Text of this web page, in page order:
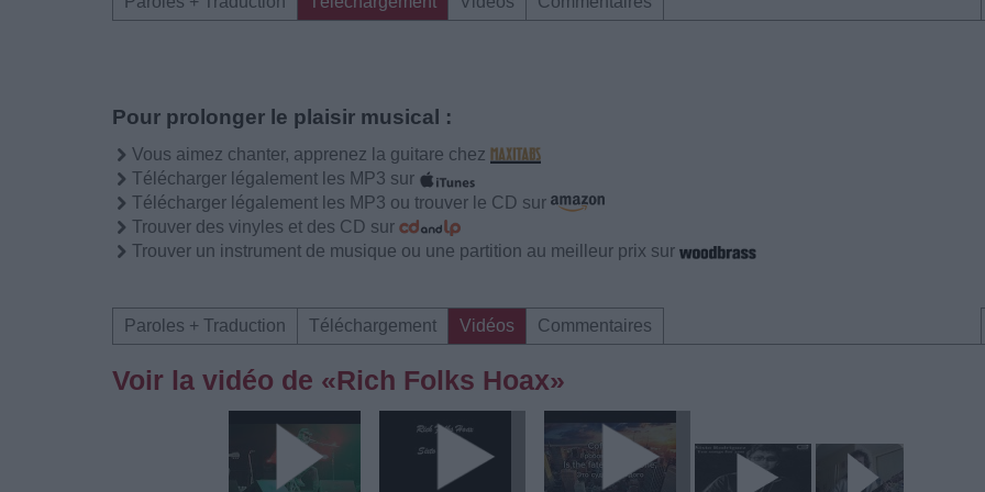
Pour prolonger le plaisir musical :
Vous aimez chanter, apprenez la guitare chez
Télécharger légalement les MP3 sur
Télécharger légalement les MP3 ou trouver le CD sur
Trouver des vinyles et des CD sur
Trouver un instrument de musique ou une partition au meilleur prix sur
Paroles + Traduction Téléchargement Vidéos Commentaires
Voir la vidéo de «Rich Folks Hoax»